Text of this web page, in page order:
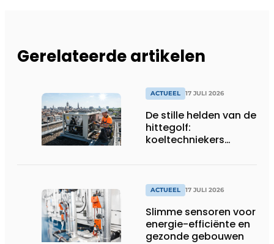
Gerelateerde artikelen
ACTUEEL 17 JULI 2026
De stille helden van de
hittegolf:
koeltechniekers
productiebedrijven
draaiende
ACTUEEL 17 JULI 2026
Slimme sensoren voor
energie-efficiënte en
gezonde gebouwen